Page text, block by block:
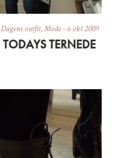
Dagens outfit, Mode- 6 okt 2009
TODAYS TERNEDE